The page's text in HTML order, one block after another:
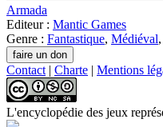
Armada
Editeur : Mantic Games
Genre : Fantastique, Médiéval,
Contact | Charte | Mentions
L'encyclopédie des jeux